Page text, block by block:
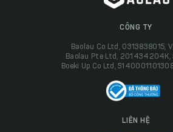
CÔNG TY
Baolau Co Ltd, 0313838015,
Baolau Pte Ltd, 201434204K,
Boeki Up Co Ltd,
LIÊN HỆ